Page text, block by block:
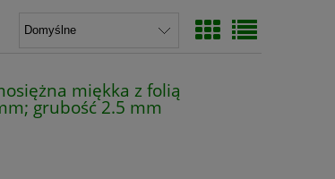
miękka z folią
grubość 2.5 mm